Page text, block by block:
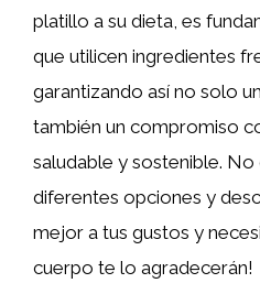
platillo a su dieta, es
que utilicen ingredientes
garantizando así no solo
también un compromiso
saludable y sostenible.
diferentes opciones y
mejor a tus gustos y
cuerpo te lo agradecerán!